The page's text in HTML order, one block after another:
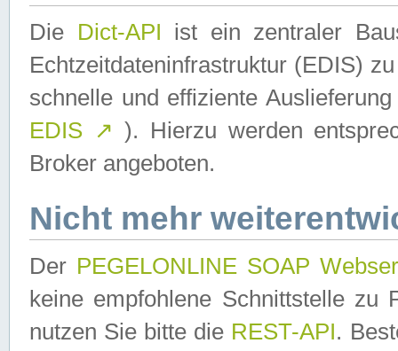
Die Dict-API ist ein zentraler
Echtzeitdateninfrastruktur (EDIS)
schnelle und effiziente
EDIS ↗ ). Hierzu werden
Broker angeboten.
Nicht mehr
Der PEGELONLINE SOAP
keine empfohlene Schnittstelle zu
nutzen Sie bitte die REST-API.